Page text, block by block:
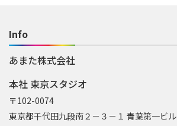
Info
あまた株式会社
本社 東京スタジオ
〒102-0074
東京都千代田九段南２－３－１ 青葉第一ビル